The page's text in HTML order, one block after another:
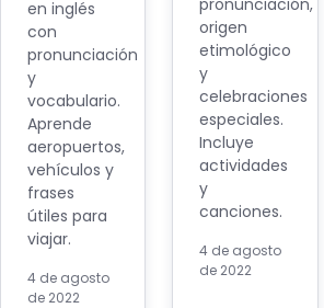
en inglés
con
pronunciación
y
vocabulario.
Aprende
aeropuertos,
vehículos y
frases
útiles para
viajar.
4 de agosto
de 2022
pronunciación,
origen
etimológico
y
celebraciones
especiales.
Incluye
actividades
y
canciones.
4 de agosto
de 2022